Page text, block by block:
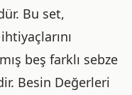
Bu set,
beş farklı sebze
Besin Değerleri